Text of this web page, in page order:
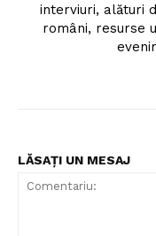
interviuri, alături
români, resurse
LĂSAȚI UN MESAJ